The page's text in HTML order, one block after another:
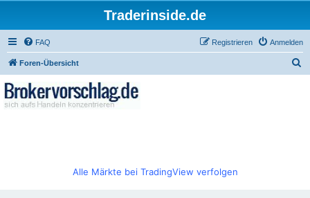
Traderinside.de
FAQ Anmelden
Registrieren
Foren-Übersicht
Alle Märkte bei TradingView verfolgen